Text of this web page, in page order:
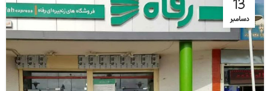
13
دسامبر